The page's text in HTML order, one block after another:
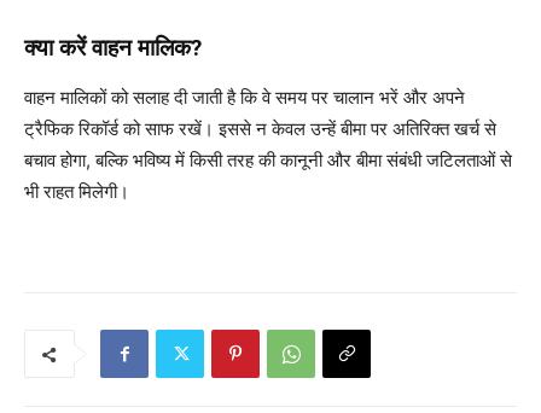
क्या करें वाहन मालिक?
वाहन मालिकों को सलाह दी जाती है कि वे समय पर चालान भरें और अपने
ट्रैफिक रिकॉर्ड को साफ रखें। इससे न केवल उन्हें बीमा पर अतिरिक्त खर्च से
बचाव होगा, बल्कि भविष्य में किसी तरह की कानूनी और बीमा संबंधी जटिलताओं से
भी राहत मिलेगी।